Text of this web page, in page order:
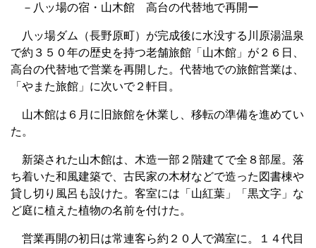
－八ッ場の宿・山木館 高台の代替地で再開ー
八ッ場ダム（長野原町）が完成後に水没する川原湯温泉
で約３５０年の歴史を持つ老舗旅館「山木館」が２６日、
高台の代替地で営業を再開した。代替地での旅館営業は、
「やまた旅館」に次いで２軒目。
山木館は６月に旧旅館を休業し、移転の準備を進めてい
た。
新築された山木館は、木造一部２階建てで全８部屋。落
ち着いた和風建築で、古民家の木材などで造った図書棟や
貸し切り風呂も設けた。客室には「山紅葉」「黒文字」な
ど庭に植えた植物の名前を付けた。
営業再開の初日は常連客ら約２０人で満室に。１４代目